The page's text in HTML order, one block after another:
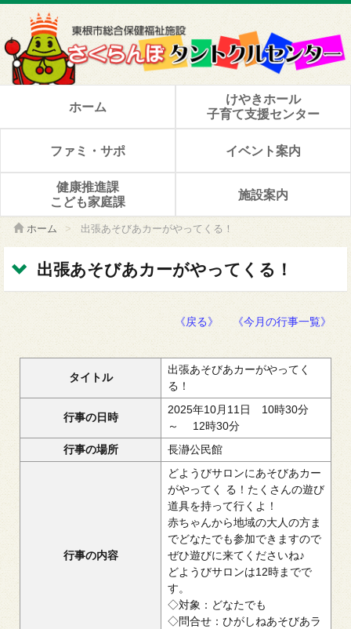
ホーム
けやきホール
子育て支援センター
ファミ・サポ イベント案内
健康推進課
こども家庭課
施設案内
ホーム > 出張あそびあカーがやってくる！
出張あそびあカーがやってくる！
《戻る》 《今月の行事一覧》
タイトル
出張あそびあカーがやってく
る！
行事の日時
2025年10月11日 10時30分
～ 12時30分
行事の場所
長瀞公民館
行事の内容
どようびサロンにあそびあカー
がやってく る！たくさんの遊び
道具を持って行くよ！
赤ちゃんから地域の大人の方ま
でどなたでも参加できますので
ぜひ遊びに来てくださいね♪
どようびサロンは12時までで
す。
◇対象： どなたでも
◇問合せ：ひがしねあそびあラ